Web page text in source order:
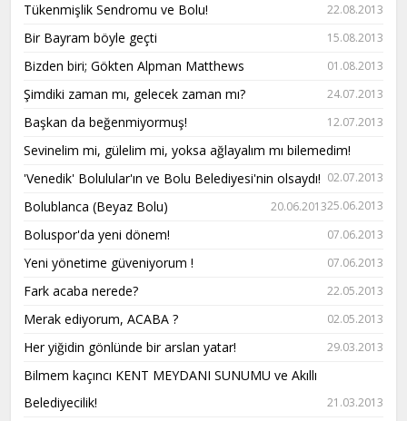
Tükenmişlik Sendromu ve Bolu! 22.08.2013
Bir Bayram böyle geçti 15.08.2013
Bizden biri; Gökten Alpman Matthews 01.08.2013
Şimdiki zaman mı, gelecek zaman mı? 24.07.2013
Başkan da beğenmiyormuş! 12.07.2013
Sevinelim mi, gülelim mi, yoksa ağlayalım mı bilemedim!
02.07.2013
'Venedik' Bolulular'ın ve Bolu Belediyesi'nin olsaydı!
25.06.2013
Bolublanca (Beyaz Bolu) 20.06.2013
Boluspor'da yeni dönem! 07.06.2013
Yeni yönetime güveniyorum ! 07.06.2013
Fark acaba nerede? 22.05.2013
Merak ediyorum, ACABA ? 02.05.2013
Her yiğidin gönlünde bir arslan yatar! 29.03.2013
Bilmem kaçıncı KENT MEYDANI SUNUMU ve Akıllı
Belediyecilik!
21.03.2013